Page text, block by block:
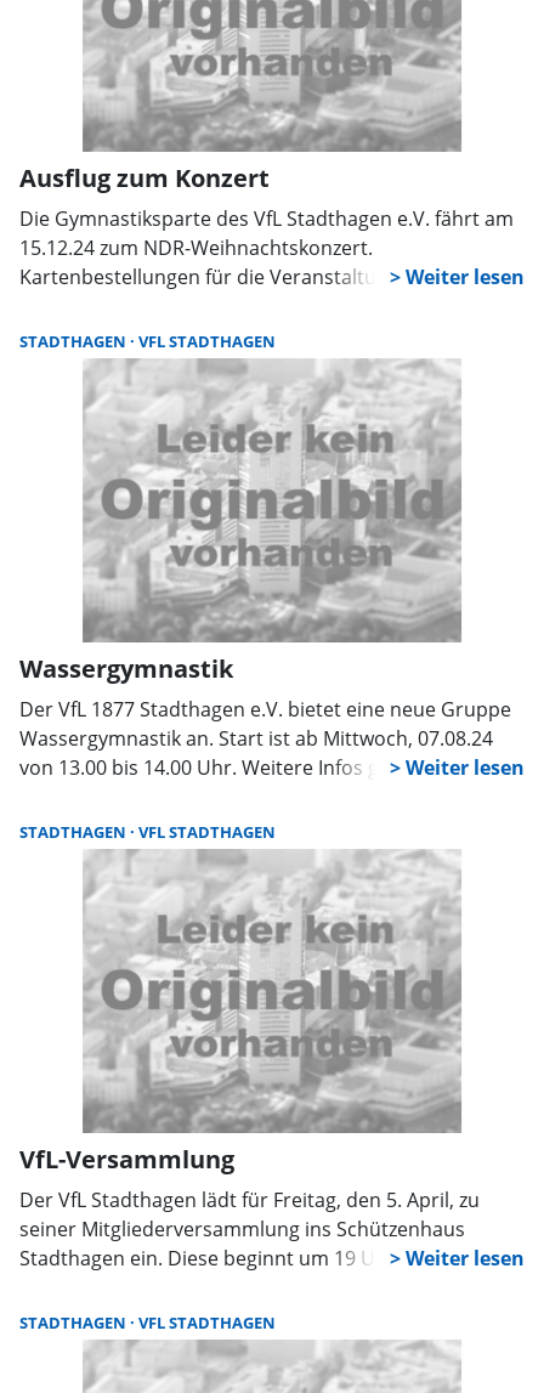
Ausflug zum Konzert
Die Gymnastiksparte des VfL Stadthagen e.V. fährt am
15.12.24 zum NDR-Weihnachtskonzert.
Kartenbestellungen für die Veranstaltung in der
01.09.24 bei Heike Sprengel unter 05721-3352 bestellt
werden. Hier gibt es auch weitere Informationen.
STADTHAGEN VFL STADTHAGEN
Wassergymnastik
Der VfL 1877 Stadthagen e.V. bietet eine neue Gruppe
Wassergymnastik an. Start ist ab Mittwoch, 07.08.24
von 13.00 bis 14.00 Uhr. Weitere Infos gibt es bei Heike
STADTHAGEN VFL STADTHAGEN
VfL-Versammlung
Der VfL Stadthagen lädt für Freitag, den 5. April, zu
seiner Mitgliederversammlung ins Schützenhaus
Stadthagen ein. Diese beginnt um 19 Uhr, auf der
Neuwahlen und Berichte.
STADTHAGEN VFL STADTHAGEN